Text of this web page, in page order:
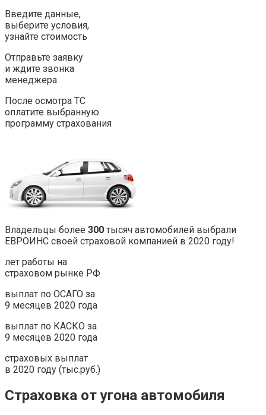
Введите данные,
выберите условия,
узнайте стоимость
Отправьте заявку
и ждите звонка
менеджера
После осмотра ТС
оплатите выбранную
программу страхования
Владельцы более 300 тысяч автомобилей выбрали
ЕВРОИНС своей страховой компанией в 2020 году!
лет работы на
страховом рынке РФ
выплат по ОСАГО за
9 месяцев 2020 года
выплат по КАСКО за
9 месяцев 2020 года
страховых выплат
в 2020 году (тыс.руб.)
Страховка от угона автомобиля